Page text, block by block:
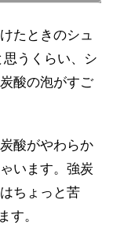
たときのシュ
うくらい、シ
酸の泡がすご
酸がやわらか
います。強炭
ちょっと苦
す。